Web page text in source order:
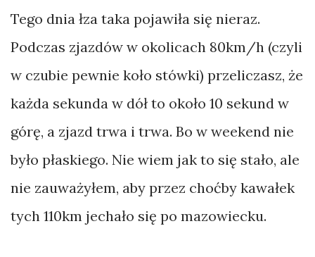
Tego dnia łza taka pojawiła się nieraz.
Podczas zjazdów w okolicach 80km/h (czyli
w czubie pewnie koło stówki) przeliczasz, że
każda sekunda w dół to około 10 sekund w
górę, a zjazd trwa i trwa. Bo w weekend nie
było płaskiego. Nie wiem jak to się stało, ale
nie zauważyłem, aby przez choćby kawałek
tych 110km jechało się po mazowiecku.